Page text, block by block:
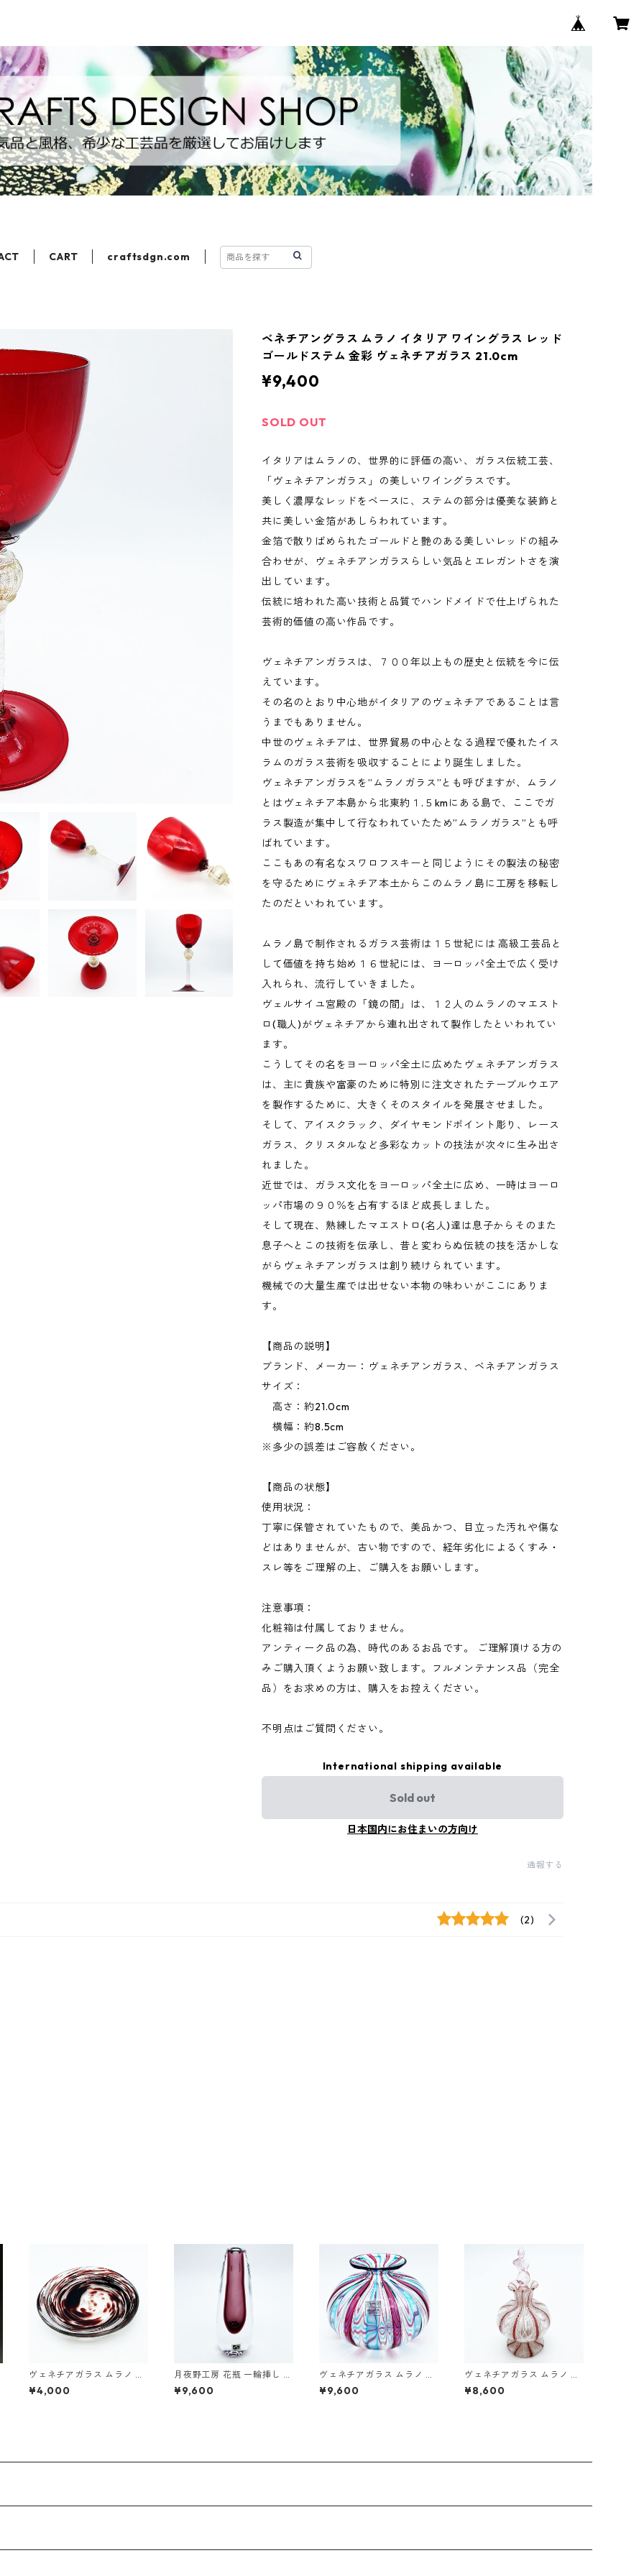
CART craftsdgn.com
ベネチアングラス ムラノ イタリア ワイングラス レッド
ゴールドステム 金彩 ヴェネチアガラス 21.0cm
¥9,400
SOLD OUT
イタリアはムラノの、世界的に評価の高い、ガラス伝統工芸、
「ヴェネチアンガラス」の美しいワイングラスです。
美しく濃厚なレッドをベースに、ステムの部分は優美な装飾と
共に美しい金箔があしらわれています。
金箔で散りばめられたゴールドと艶のある美しいレッドの組み
合わせが、ヴェネチアンガラスらしい気品とエレガントさを演
出しています。
伝統に培われた高い技術と品質でハンドメイドで仕上げられた
芸術的価値の高い作品です。
ヴェネチアンガラスは、７００年以上もの歴史と伝統を今に伝
えています。
その名のとおり中心地がイタリアのヴェネチアであることは言
うまでもありません。
中世のヴェネチアは、世界貿易の中心となる過程で優れたイス
ラムのガラス芸術を吸収することにより誕生しました。
ヴェネチアンガラスを”ムラノガラス”とも呼びますが、ムラノ
とはヴェネチア本島から北東約１.５kmにある島で、ここでガ
ラス製造が集中して行なわれていたため”ムラノガラス”とも呼
ばれています。
ここもあの有名なスワロフスキーと同じようにその製法の秘密
を守るためにヴェネチア本土からこのムラノ島に工房を移転し
たのだといわれています。
ムラノ島で制作されるガラス芸術は１５世紀には 高級工芸品と
して価値を持ち始め１６世紀には、ヨーロッパ全土で広く受け
入れられ、流行していきました。
ヴェルサイユ宮殿の「鏡の間」は、１２人のムラノのマエスト
ロ(職人)がヴェネチアから連れ出されて製作したといわれてい
ます。
こうしてその名をヨーロッパ全土に広めたヴェネチアンガラス
は、主に貴族や富豪のために特別に注文されたテーブルウエア
を製作するために、大きくそのスタイルを発展させました。
そして、アイスクラック、ダイヤモンドポイント彫り、レース
ガラス、クリスタルなど多彩なカットの技法が次々に生み出さ
れました。
近世では、ガラス文化をヨーロッパ全土に広め、一時はヨーロ
ッパ市場の９０％を占有するほど成長しました。
そして現在、熟練したマエストロ(名人)達は息子からそのまた
息子へとこの技術を伝承し、昔と変わらぬ伝統の技を活かしな
がらヴェネチアンガラスは創り続けられています。
機械での大量生産では出せない本物の味わいがここにありま
す。
【商品の説明】
ブランド、メーカー：ヴェネチアンガラス、ベネチアンガラス
サイズ：
高さ：約21.0cm
横幅：約8.5cm
※多少の誤差はご容赦ください。
【商品の状態】
使用状況：
丁寧に保管されていたもので、美品かつ、目立った汚れや傷な
どはありませんが、古い物ですので、経年劣化によるくすみ・
スレ等をご理解の上、ご購入をお願いします。
注意事項：
化粧箱は付属しておりません。
アンティーク品の為、時代のあるお品です。 ご理解頂ける方の
みご購入頂くようお願い致します。フルメンテナンス品（完全
品）をお求めの方は、購入をお控えください。
不明点はご質問ください。
International shipping available
Sold out
日本国内にお住まいの方向け
通報する
(2)
ヴェネチアガラス ムラノ イ
タリア 皿・オブジェ クリア
マーブル模様 ベネチアン グ
¥4,000
月夜野工房 花瓶 一輪挿し ク
リア グレープ SOMMERSO
ソンメルソ 15.3cm
¥9,600
ヴェネチアガラス ムラノ イ
タリア バラリン工房 BALLA
RIN 花瓶 フィリグラーナ ス
¥9,600
ヴェネチアガラス ムラノ イ
タリア 香水瓶 フィリグラー
ナ レッティチェロ ロゼ ホワ
¥8,600